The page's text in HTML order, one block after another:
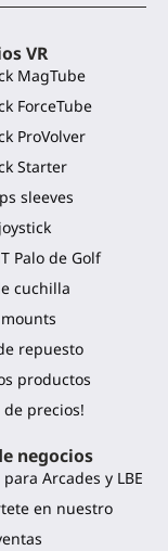
VR
MagTube
ForceTube
ProVolver
Starter
sleeves
Palo de Golf
cuchilla
repuesto
productos
de precios!
negocios
Arcades y LBE
en nuestro